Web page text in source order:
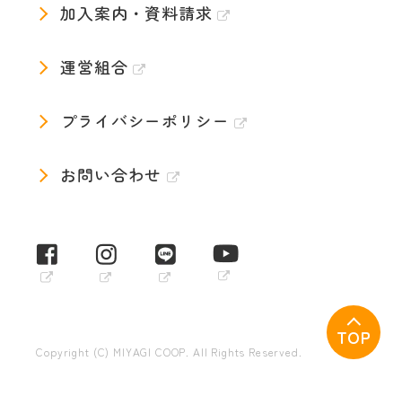
TOP
加入案内・資料請求
運営組合
プライバシーポリシー
お問い合わせ
Copyright (C) MIYAGI COOP. All Rights Reserved.